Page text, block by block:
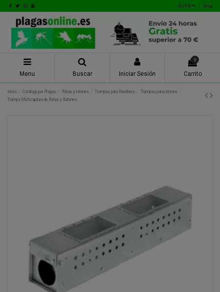
EUR € Blog
Menu Buscar Iniciar Sesión
0
Carrito
Inicio Catálogo por Plagas Ratas y ratones Trampas para Roedores
Trampas para ratones
Trampa Multicaptura de Ratas y Ratones